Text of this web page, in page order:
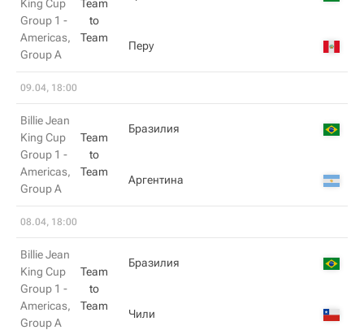
King Cup
Group 1 -
Americas,
Group A
Team
to
Team
Перу
09.04, 18:00
Billie Jean
King Cup
Group 1 -
Americas,
Group A
Team
to
Team
Бразилия
Аргентина
08.04, 18:00
Billie Jean
King Cup
Group 1 -
Americas,
Group A
Team
to
Team
Бразилия
Чили